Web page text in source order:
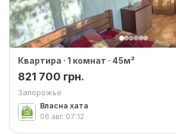
Квартира · 1 комнат · 45м²
821 700 грн.
Запорожье
Власна хата
06 авг. 07:12